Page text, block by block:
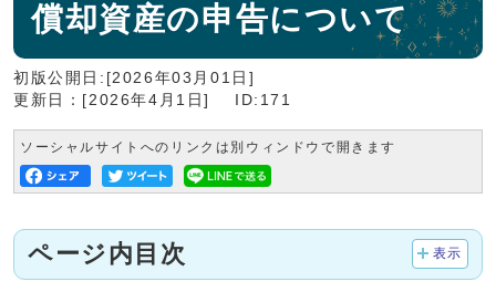
償却資産の申告について
初版公開日:[2026年03月01日]
更新日：[2026年4月1日]
ID:171
ソーシャルサイトへのリンクは別ウィンドウで開きます
ページ内目次 表示